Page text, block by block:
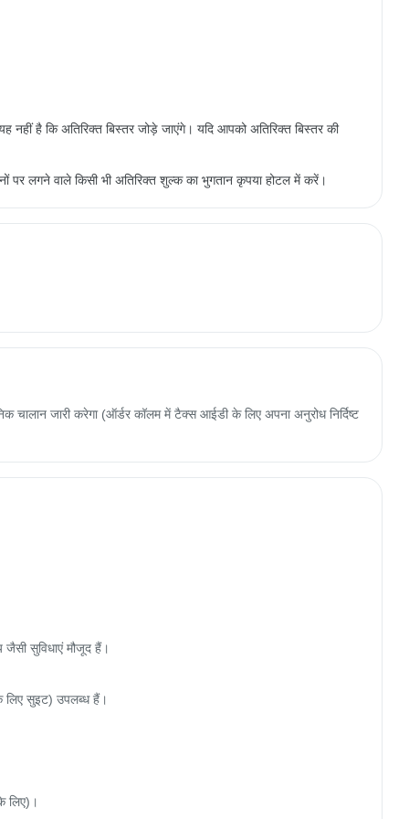
है कि अतिरिक्त बिस्तर जोड़े जाएंगे। यदि आपको अतिरिक्त बिस्तर की
पर लगने वाले किसी भी अतिरिक्त शुल्क का भुगतान कृपया होटल में करें।
जारी करेगा (ऑर्डर कॉलम में टैक्स आईडी के लिए अपना अनुरोध निर्दिष्ट
सुविधाएं मौजूद हैं।
लिए सुइट) उपलब्ध हैं।
लिए)।